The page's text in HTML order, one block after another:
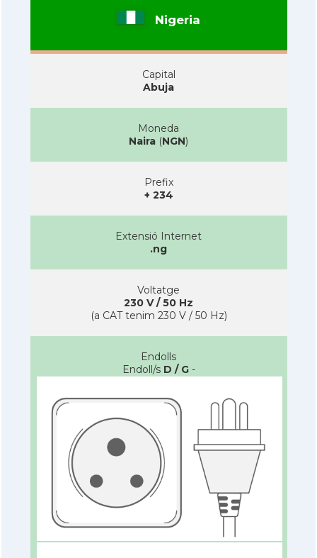
Nigeria
Capital
Abuja
Moneda
Naira (NGN)
Prefix
+ 234
Extensió Internet
.ng
Voltatge
230 V / 50 Hz
(a CAT tenim 230 V / 50 Hz)
Endolls
Endoll/s D / G-